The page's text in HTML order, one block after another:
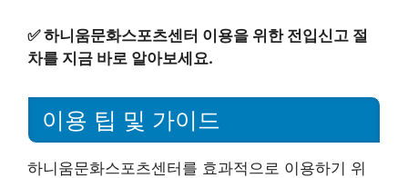
✅하니움문화스포츠센터 이용을 위한 전입신고 절
차를 지금 바로 알아보세요.
이용 팁 및 가이드
하니움문화스포츠센터를 효과적으로 이용하기 위